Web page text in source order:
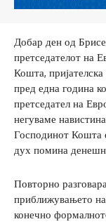
Добар ден од
претседателот на
Кошта,
пред една година
претседател на
негуваме
Господинот Кошта
дух помина
Повторно
приближувањето
конечно